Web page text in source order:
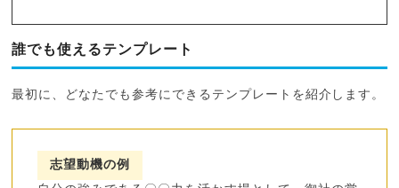
誰でも使えるテンプレート
最初に、どなたでも参考にできるテンプレートを紹介します。
志望動機の例